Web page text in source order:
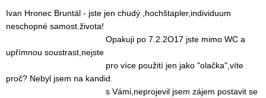
Ivan Hronec Bruntál - jste jen chudý ,hochštapler,individuum
neschopné samost.života!
Opakuji po 7.2.2O17 jste mimo WC a
upřímnou soustrast,nejste
pro více použití jen jako "olačka",víte
proč? Nebyl jsem na kandid.
s Vámi,neprojevil jsem zájem postavit se